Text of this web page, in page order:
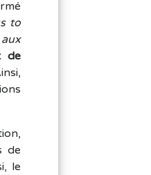
to
de
de
le